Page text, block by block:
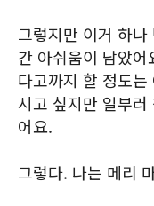
그렇지만 이거 하
간 아쉬움이 남았
다고까지 할 정도
시고 싶지만 일부
어요.
그렇다. 나는 메리